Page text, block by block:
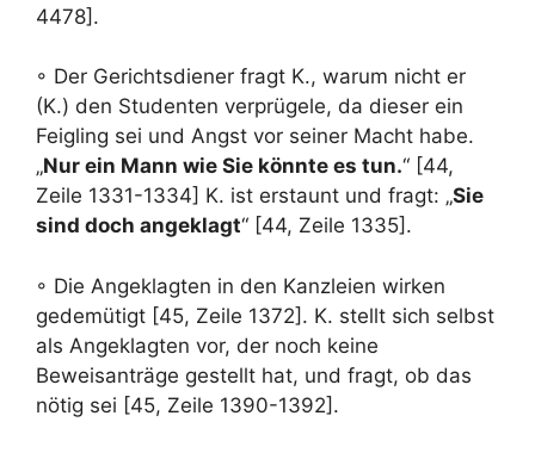
4478].
◦ Der Gerichtsdiener fragt K., warum nicht er
(K.) den Studenten verprügele, da dieser ein
Feigling sei und Angst vor seiner Macht habe.
„Nur ein Mann wie Sie könnte es tun.“ [44,
Zeile 1331-1334] K. ist erstaunt und fragt: „Sie
sind doch angeklagt“ [44, Zeile 1335].
◦ Die Angeklagten in den Kanzleien wirken
gedemütigt [45, Zeile 1372]. K. stellt sich selbst
als Angeklagten vor, der noch keine
Beweisanträge gestellt hat, und fragt, ob das
nötig sei [45, Zeile 1390-1392].